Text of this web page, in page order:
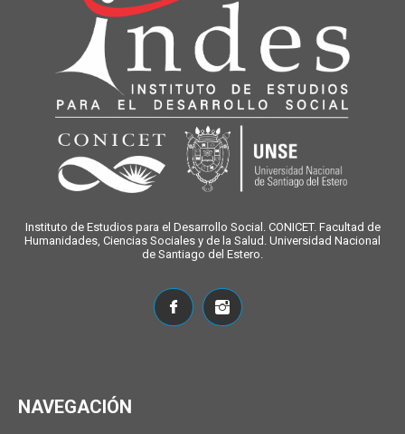
Instituto de Estudios para el Desarrollo Social. CONICET. Facultad de
Humanidades, Ciencias Sociales y de la Salud. Universidad Nacional
de Santiago del Estero.
NAVEGACIÓN